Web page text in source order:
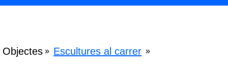
Objectes » Escultures al carrer »